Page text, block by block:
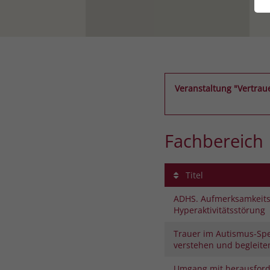
Veranstaltung
Fachbereich
Titel
ADHS.
Hyperaktivitätsstörung
Trauer im Autismus-
verstehen und